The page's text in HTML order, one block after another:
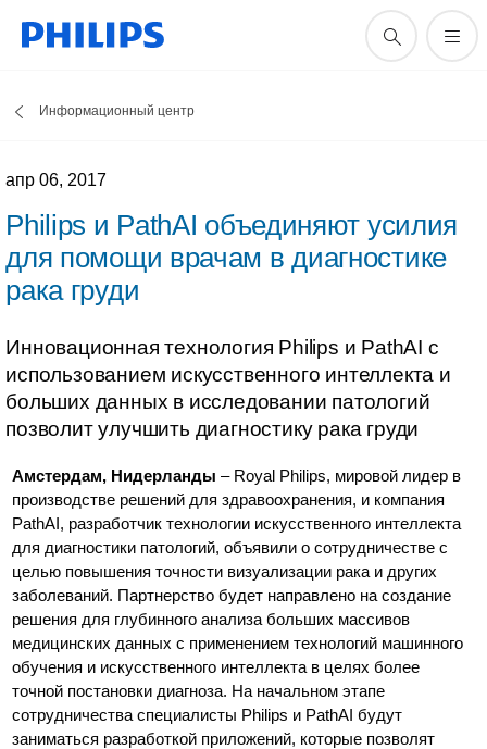
Информационный центр
апр 06, 2017
Philips и PathAI объединяют усилия
для помощи врачам в диагностике
рака груди
Инновационная технология Philips и PathAI с
использованием искусственного интеллекта и
больших данных в исследовании патологий
позволит улучшить диагностику рака груди
Амстердам, Нидерланды – Royal Philips, мировой лидер в
производстве решений для здравоохранения, и компания
PathAI, разработчик технологии искусственного интеллекта
для диагностики патологий, объявили о сотрудничестве с
целью повышения точности визуализации рака и других
заболеваний. Партнерство будет направлено на создание
решения для глубинного анализа больших массивов
медицинских данных с применением технологий машинного
обучения и искусственного интеллекта в целях более
точной постановки диагноза. На начальном этапе
сотрудничества специалисты Philips и PathAI будут
заниматься разработкой приложений, которые позволят